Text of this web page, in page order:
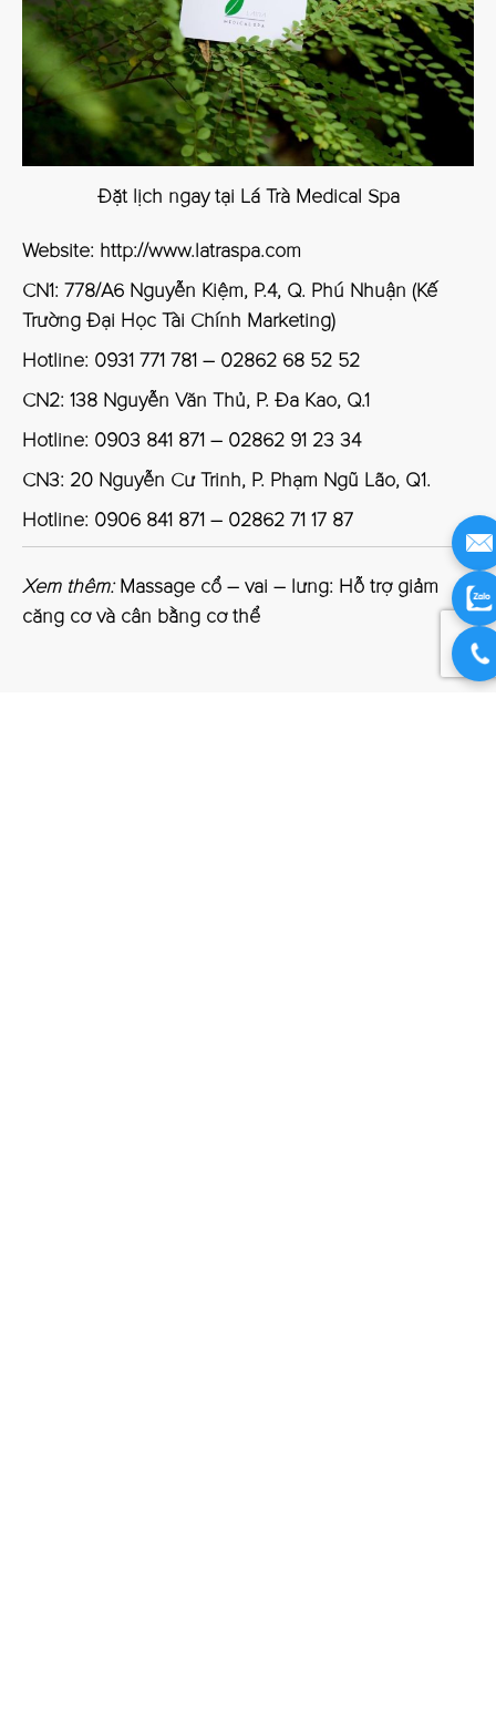
Đặt lịch ngay tại Lá Trà Medical Spa
Website: http://www.latraspa.com
CN1: 778/A6 Nguyễn Kiệm, P.4, Q. Phú Nhuận (Kế
Trường Đại Học Tài Chính Marketing)
Hotline: 0931 771 781 – 02862 68 52 52
CN2: 138 Nguyễn Văn Thủ, P. Đa Kao, Q.1
Hotline: 0903 841 871 – 02862 91 23 34
CN3: 20 Nguyễn Cư Trinh, P. Phạm Ngũ Lão, Q1.
Hotline: 0906 841 871 – 02862 71 17 87
Xem thêm: Massage cổ – vai – lưng: Hỗ trợ giảm
căng cơ và cân bằng cơ thể